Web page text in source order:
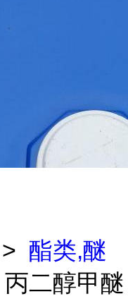
> 酯类,醚
丙二醇甲醚